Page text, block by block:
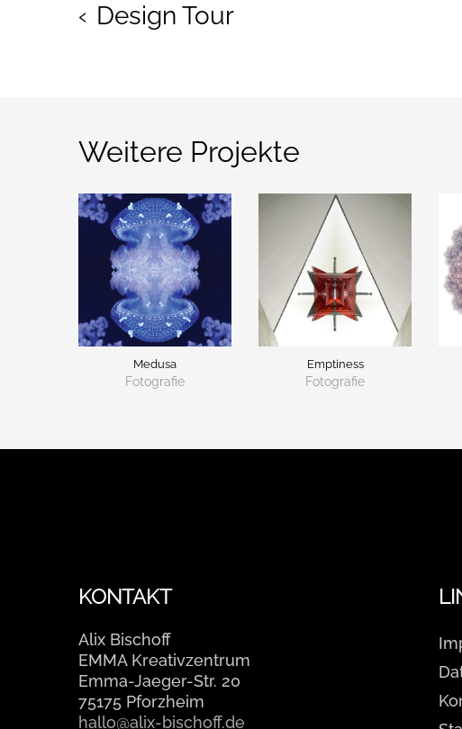
‹ Design Tour
Weitere Projekte
Medusa
Fotografie
Emptiness
Fotografie
KONTAKT
Alix Bischoff
EMMA Kreativzentrum
Emma-Jaeger-Str. 20
75175 Pforzheim
hallo@alix-bischoff.de